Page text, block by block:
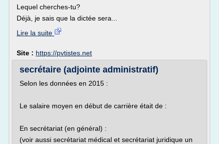
Lequel cherches-tu?
Déjà, je sais que la dictée sera...
Lire la suite
Site : https://pvtistes.net
secrétaire (adjointe administratif)
Selon les données en 2015 :
Le salaire moyen en début de carrière était de :
En secrétariat (en général) :
(voir aussi secrétariat médical et secrétariat juridique un